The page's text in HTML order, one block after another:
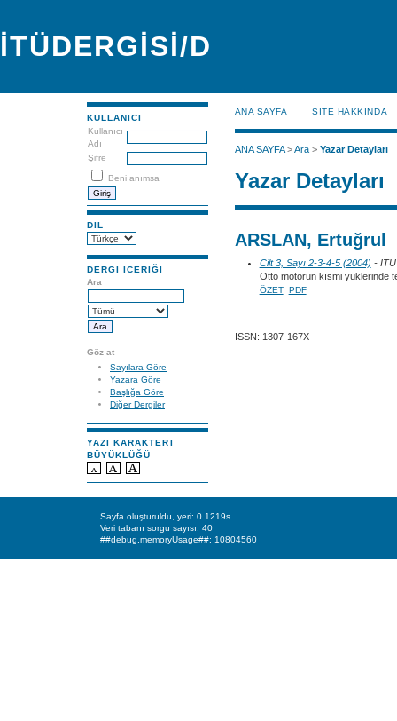
İTÜDERGİSİ/D
KULLANICI
Kullanıcı
Adı
Şifre
Beni anımsa
DIL
DERGI ICERIĞI
Ara
Göz at
Sayılara Göre
Yazara Göre
Başlığa Göre
Diğer Dergiler
YAZI KARAKTERI
BÜYÜKLÜĞÜ
ANA SAYFA SİTE HAKKINDA
ANA SAYFA>Ara> Yazar Detayları
Yazar Detayları
ARSLAN, Ertuğrul
Cilt 3, Sayı 2-3-4-5 (2004) -
Otto motorun kısmi yüklerinde
ÖZET PDF
ISSN: 1307-167X
Sayfa oluşturuldu, yeri: 0.1219s
Veri tabanı sorgu sayısı: 40
##debug.memoryUsage##: 10804560